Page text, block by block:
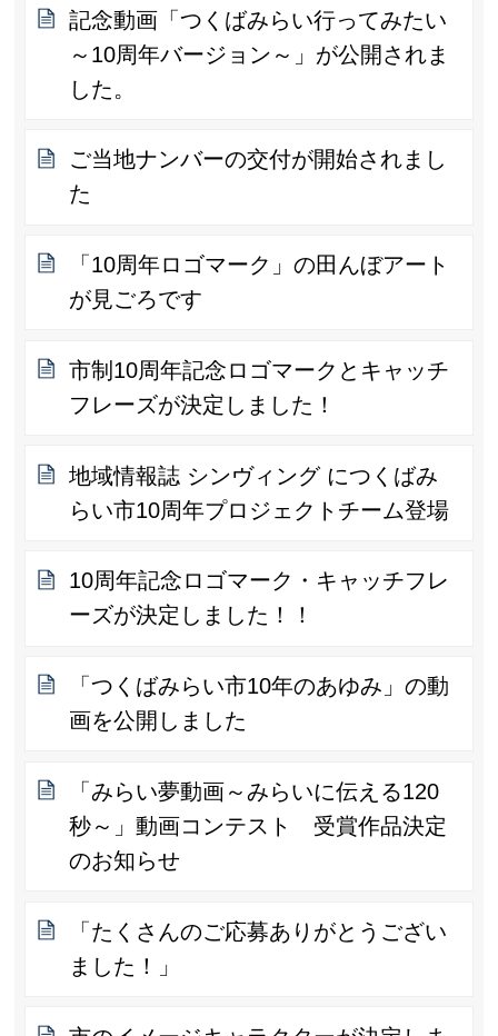
記念動画「つくばみらい行ってみたい
～10周年バージョン～」が公開されま
した。
ご当地ナンバーの交付が開始されまし
た
「10周年ロゴマーク」の田んぼアート
が見ごろです
市制10周年記念ロゴマークとキャッチ
フレーズが決定しました！
地域情報誌 シンヴィング につくばみ
らい市10周年プロジェクトチーム登場
10周年記念ロゴマーク・キャッチフレ
ーズが決定しました！！
「つくばみらい市10年のあゆみ」の動
画を公開しました
「みらい夢動画～みらいに伝える120
秒～」動画コンテスト 受賞作品決定
のお知らせ
「たくさんのご応募ありがとうござい
ました！」